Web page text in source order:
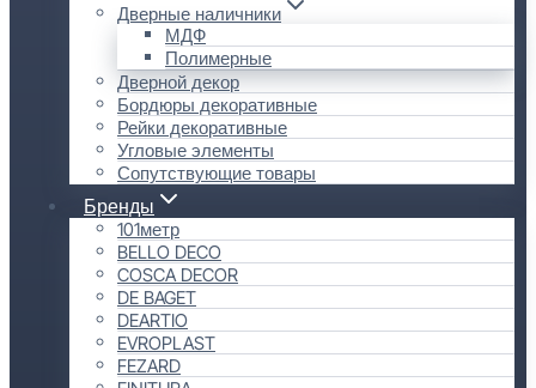
Дверные наличники
МДФ
Полимерные
Дверной декор
Бордюры декоративные
Рейки декоративные
Угловые элементы
Сопутствующие товары
Бренды
101метр
BELLO DECO
COSCA DECOR
DE BAGET
DEARTIO
EVROPLAST
FEZARD